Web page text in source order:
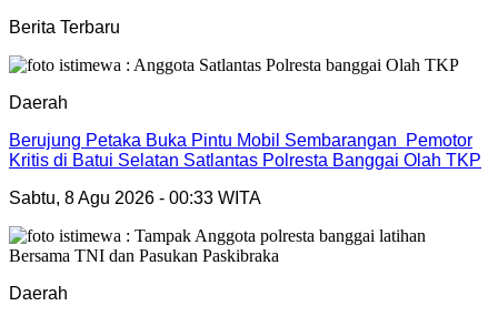
Berita Terbaru
Daerah
Berujung Petaka Buka Pintu Mobil Sembarangan Pemotor
Kritis di Batui Selatan Satlantas Polresta Banggai Olah TKP
Sabtu, 8 Agu 2026 - 00:33 WITA
Daerah